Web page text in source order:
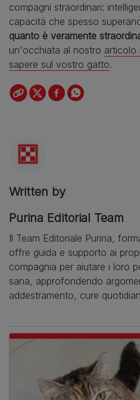
compagni straordinari:
capacità che spesso
quanto è veramente
un'occhiata al nostro articolo
sapere sul vostro gatto.
Written by
Purina Editorial Team
Il Team Editoriale Purina,
offre guida e supporto ai
compagnia per aiutare i loro
sana, approfondendo
addestramento, cure